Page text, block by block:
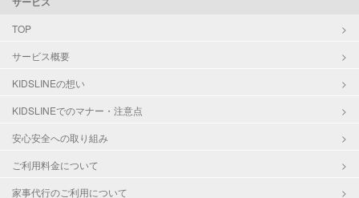
TOP
サービス概要
KIDSLINEの想い
KIDSLINEでのマナー・注意点
安心安全への取り組み
ご利用料金について
家事代行のご利用について